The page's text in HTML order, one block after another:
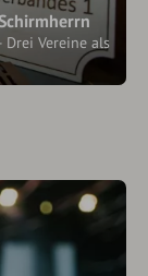
Vereine als